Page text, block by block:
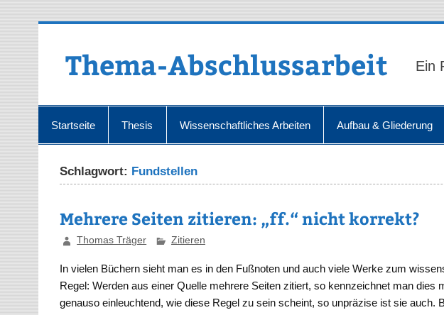
Thema-Abschlussarbeit Ein
Startseite Thesis Wissenschaftliches Arbeiten Aufbau & Gliederung
Schlagwort: Fundstellen
Mehrere Seiten zitieren: „ff.“ nicht korrekt?
Thomas Träger Zitieren
In vielen Büchern sieht man es in den Fußnoten und auch viele Werke zum
Regel: Werden aus einer Quelle mehrere Seiten zitiert, so kennzeichnet man dies
genauso einleuchtend, wie diese Regel zu sein scheint, so unpräzise ist sie auch.